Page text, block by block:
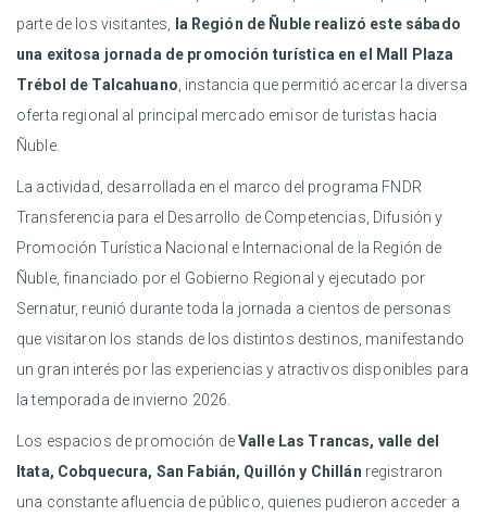
parte de los visitantes,
la Región de Ñuble realizó este sábado
una exitosa jornada de promoción turística en el Mall Plaza
Trébol de Talcahuano , instancia que permitió acercar la diversa
oferta regional al principal mercado emisor de turistas hacia
Ñuble.
La actividad, desarrollada en el marco del programa FNDR
Transferencia para el Desarrollo de Competencias, Difusión y
Promoción Turística Nacional e Internacional de la Región de
Ñuble, financiado por el Gobierno Regional y ejecutado por
Sernatur, reunió durante toda la jornada a cientos de personas
que visitaron los stands de los distintos destinos, manifestando
un gran interés por las experiencias y atractivos disponibles para
la temporada de invierno 2026.
Los espacios de promoción deValle Las Trancas, valle del
Itata, Cobquecura, San Fabián, Quillón y Chillán registraron
una constante afluencia de público, quienes pudieron acceder a